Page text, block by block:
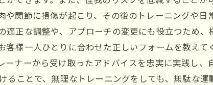
や関節に損傷が起こり、その後のトレーニングや
適正な調整や、アプローチの変更にも役立つため
客様一人ひとりに合わせた正しいフォームを教え
ーナーから受け取ったアドバイスを忠実に実践し
ることで、無理なトレーニングをしても、無駄な